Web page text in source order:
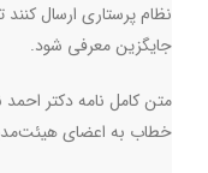
نظام پرستاری ارسال
جایگزین معرفی شود.
متن کامل نامه دکتر
خطاب به اعضای